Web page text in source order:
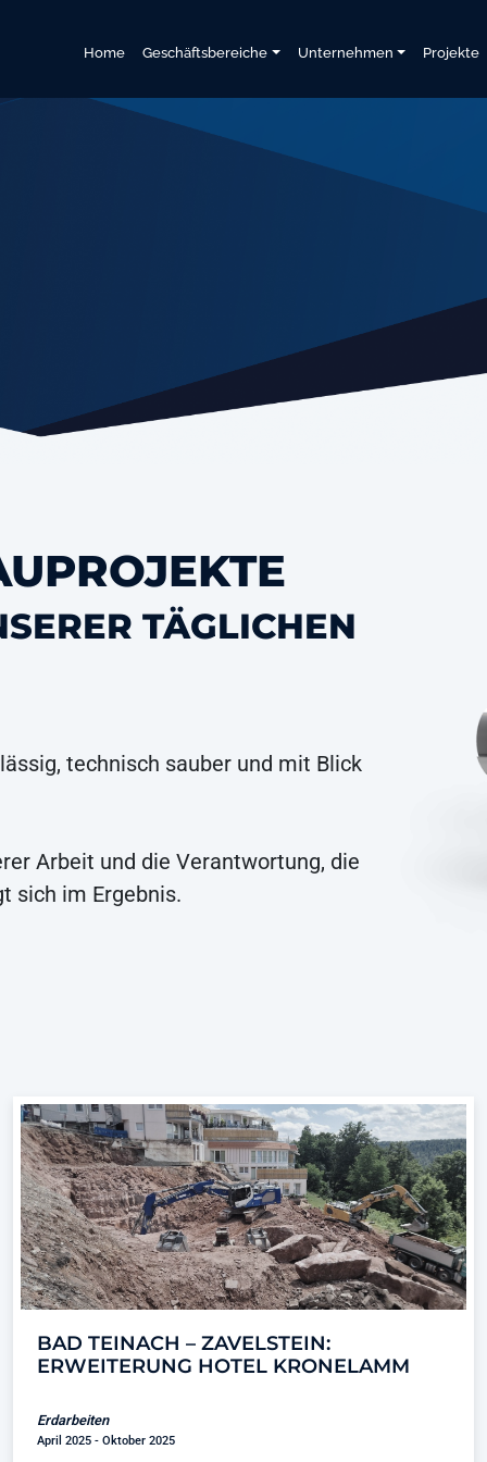
Home Geschäftsbereiche Unternehmen Projekte
TÄGLICHEN
technisch sauber und mit Blick
Arbeit und die Verantwortung, die
sich im Ergebnis.
BAD TEINACH – ZAVELSTEIN:
ERWEITERUNG HOTEL KRONELAMM
Erdarbeiten
April 2025 - Oktober 2025